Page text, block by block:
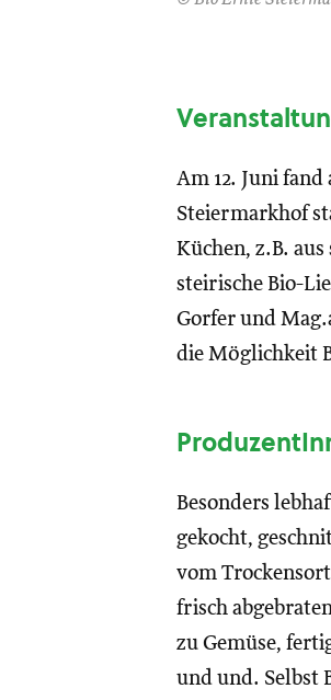
Am 12. Juni
Steiermarkhof
Küchen, z.B.
steirische Bio-
Gorfer und
die Möglichkeit
Besonders
gekocht,
vom
frisch
zu Gemüse,
und und. Selbst